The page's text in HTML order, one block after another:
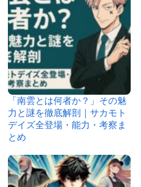
「南雲とは何者か？」その魅
力と謎を徹底解剖｜サカモト
デイズ全登場・能力・考察ま
とめ